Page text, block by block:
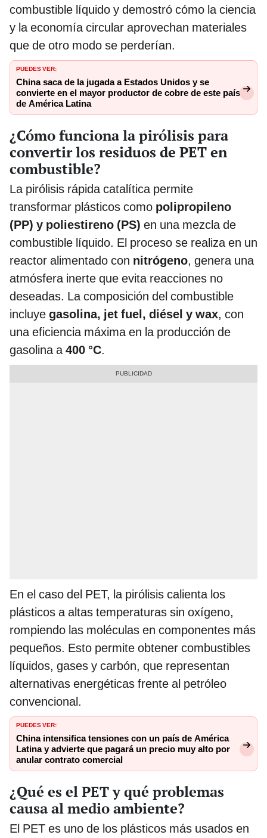
combustible líquido y demostró cómo la ciencia
y la economía circular aprovechan materiales
que de otro modo se perderían.
PUEDES VER:
China saca de la jugada a Estados Unidos y se
convierte en el mayor productor de cobre de este país
de América Latina
¿Cómo funciona la pirólisis para
convertir los residuos de PET en
combustible?
La pirólisis rápida catalítica permite
transformar plásticos como polipropileno
(PP) y poliestireno (PS) en una mezcla de
combustible líquido. El proceso se realiza en un
reactor alimentado con nitrógeno, genera una
atmósfera inerte que evita reacciones no
deseadas. La composición del combustible
incluye gasolina, jet fuel, diésel y wax, con
una eficiencia máxima en la producción de
gasolina a400 °C.
En el caso del PET, la pirólisis calienta los
plásticos a altas temperaturas sin oxígeno,
rompiendo las moléculas en componentes más
pequeños. Esto permite obtener combustibles
líquidos, gases y carbón, que representan
alternativas energéticas frente al petróleo
convencional.
PUEDES VER:
China intensifica tensiones con un país de América
Latina y advierte que pagará un precio muy alto por
anular contrato comercial
¿Qué es el PET y qué problemas
causa al medio ambiente?
El PET es uno de los plásticos más usados en